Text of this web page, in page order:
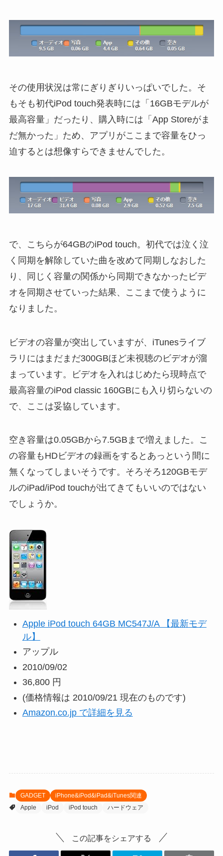
その使用状況は常にぎりぎりいっぱいでした。そ
もそも初代iPod touch発表時には「16GBモデルが
最高容量」だったり、購入時には「App Storeがま
だ無かった」ため、アプリがここまで容量をひっ
迫するとは想像すらできませんでした。
で、こちらが64GBのiPod touch。初代では泣く泣
く同期を解除していた曲を改めて同期しなおした
り、同じく容量の関係から同期できなかったビデ
オを同期させていった結果、ここまで使うように
なりました。
ビデオの容量が突出していますが、iTunesライブ
ラリにはまだまだ300GBほど未視聴のビデオが溜
まっています。ビデオを入れはじめたら現時点で
最高容量のiPod classic 160GBにも入り切らないの
で、ここは妥協しています。
空き容量は0.05GBから7.5GBまで増えました。こ
の容量もHDビデオの録画をするとあっという間に
無くなってしまいそうです。そろそろ120GBモデ
ルのiPad/iPod touchが出てきてもいいのではない
でしょうか。
Apple iPod touch 64GB MC547J/A 【最新モデ
ル】
アップル
2010/09/02
36,800 円
(価格情報は 2010/09/21 現在のものです)
Amazon.co.jp で詳細を見る
GADGET
iPhone&iPod&iPad&iTunes関連
Apple
iPod iPod touch ハードウェア
この記事をシェアする